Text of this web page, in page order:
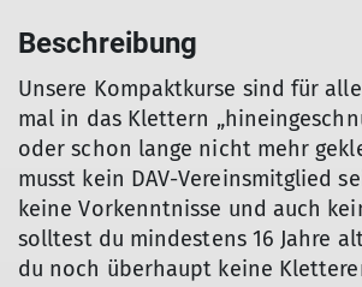
Beschreibung
Unsere Kompaktkurse sind für
mal in das Klettern
oder schon lange nicht mehr
musst kein DAV-Vereinsmitglied
keine Vorkenntnisse und auch
solltest du mindestens 16 Jahre
du noch überhaupt keine